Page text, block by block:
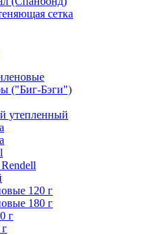
сетка
("Биг-Бэги")
утепленный
120 г
180 г
г